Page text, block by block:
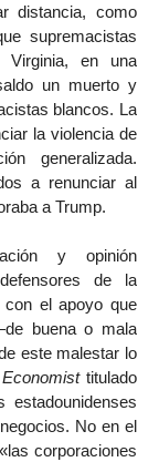
distancia, como
supremacistas
Virginia, en una
un muerto y
blancos. La
la violencia de
generalizada.
a renunciar al
a Trump.
y opinión
de la
el apoyo que
buena o mala
este malestar lo
titulado
estadounidenses
No en el
corporaciones